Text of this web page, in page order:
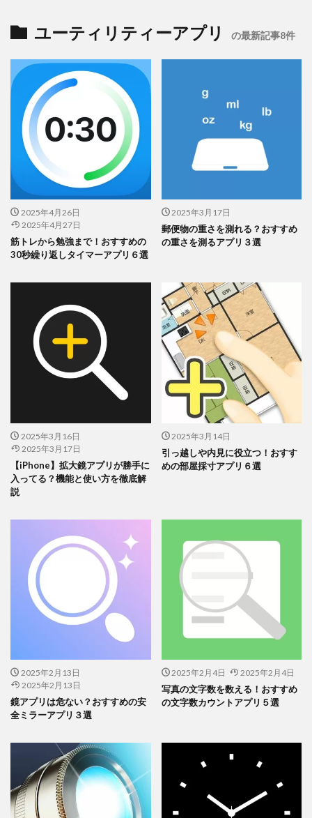
この記事では、
シンデレラフィット収納アプリの便利さと使い方
を紹介しました。
特に「はこピタ」というアプリは使いやすさ抜群です！
ったりの収納アイテムが見つかります。
複数のショップの商品を一括検索できるか
ら、比較もラクラク。
お気に入り登録すれば、再購入も簡単にで
きます。
収納の悩みを解決したいなら、シンデレラフィット収納アプリ一
択 しかありません。
特に忙しい人や収納が苦手な人には、時間と労力の節約にぴった
り。部屋がスッキリ片付くこと間違いなしです！
まずは「はこピタ」をダウンロードして
みましょう！
関連記事 鏡アプリは危ない？おすすめの安全ミラーアプリ３選
【無料＆Android】おすすめの老眼鏡・拡大鏡アプリ５選
関連記事 【無料＆iPhone】常に表示される！おすすめ時計・タイマーアプリ７選
ユーティリティーアプリ の最新記事8件
2025年4月26日
2025年4月27日
筋トレから勉強まで！おすすめの
30秒繰り返しタイマーアプリ６選
2025年3月17日
郵便物の重さを測れる？おすすめ
の重さを測るアプリ３選
2025年3月16日
2025年3月17日
【iPhone】拡大鏡アプリが勝手に
入ってる？機能と使い方を徹底解
説
2025年3月14日
引っ越しや内見に役立つ！おすす
めの部屋採寸アプリ６選
2025年2月13日
2025年2月13日
鏡アプリは危ない？おすすめの安
全ミラーアプリ３選
2025年2月4日 2025年2月4日
写真の文字数を数える！おすすめ
の文字数カウントアプリ５選